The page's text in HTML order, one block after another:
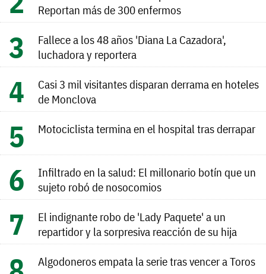
Reportan más de 300 enfermos
Fallece a los 48 años 'Diana La Cazadora',
luchadora y reportera
Casi 3 mil visitantes disparan derrama en hoteles
de Monclova
Motociclista termina en el hospital tras derrapar
Infiltrado en la salud: El millonario botín que un
sujeto robó de nosocomios
El indignante robo de 'Lady Paquete' a un
repartidor y la sorpresiva reacción de su hija
Algodoneros empata la serie tras vencer a Toros